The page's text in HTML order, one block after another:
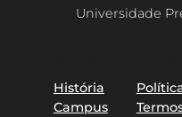
Universidade
História
Campus